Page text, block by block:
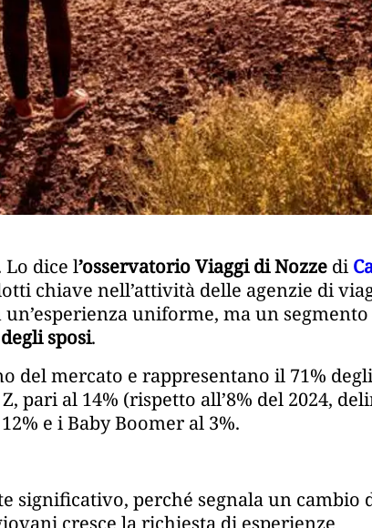
Lo dice l’osservatorio Viaggi di Nozze di
chiave nell’attività delle agenzie di
uniforme, ma un
degli sposi.
del mercato e rappresentano il 71%
pari al 14% (rispetto all’8% del 2024,
e i Baby Boomer al 3%.
significativo, perché segnala un cambio